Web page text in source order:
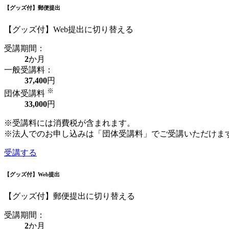
【グッズ付】郵便提出
【グッズ付】Web提出に切り替える
受講期間：
2か月
一般受講料：
37,400円
団体受講料 ※
33,000円
※受講料には消費税が含まれます。
※法人でのお申し込みは「団体受講料」でご受講いただけま
受講する
【グッズ付】Web提出
【グッズ付】郵便提出に切り替える
受講期間：
2か月